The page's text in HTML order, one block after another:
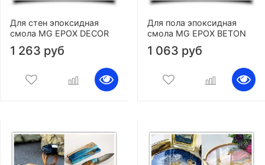
Для стен эпоксидная
смола MG EPOX DECOR
1 263 руб
Для пола эпоксидная
смола MG EPOX BETON
1 063 руб